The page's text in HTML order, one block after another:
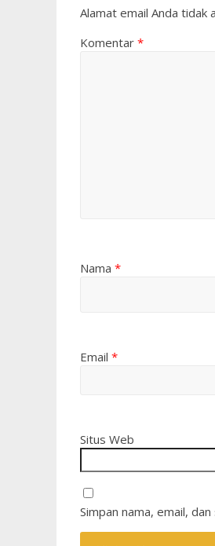
Alamat email Anda tidak
Komentar *
Nama *
Email *
Situs Web
Simpan nama, email,